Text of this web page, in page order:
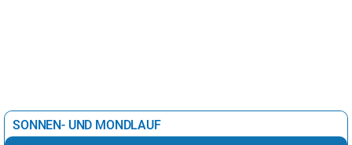
SONNEN- UND MONDLAUF